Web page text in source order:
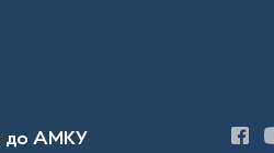
до АМКУ